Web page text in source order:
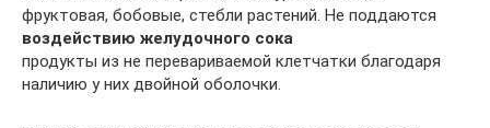
фруктовая, бобовые, стебли растений. Не поддаются
воздействию желудочного сока
продукты из не перевариваемой клетчатки благодаря
наличию у них двойной оболочки.